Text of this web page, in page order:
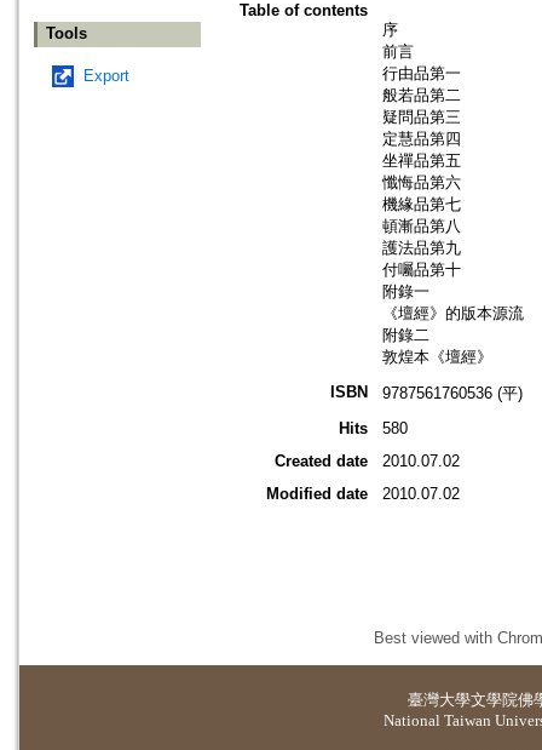
Tools
Export
Table of contents
序
前言
行由品第一
般若品第二
疑問品第三
定慧品第四
坐禪品第五
懺悔品第六
機緣品第七
頓漸品第八
護法品第九
付囑品第十
附錄一
《壇經》的版本源流
附錄二
敦煌本《壇經》
ISBN
9787561760536 (平)
Hits
580
Created date
2010.07.02
Modified date
2010.07.02
Best viewed with
臺灣大學文學院佛
National Taiwan